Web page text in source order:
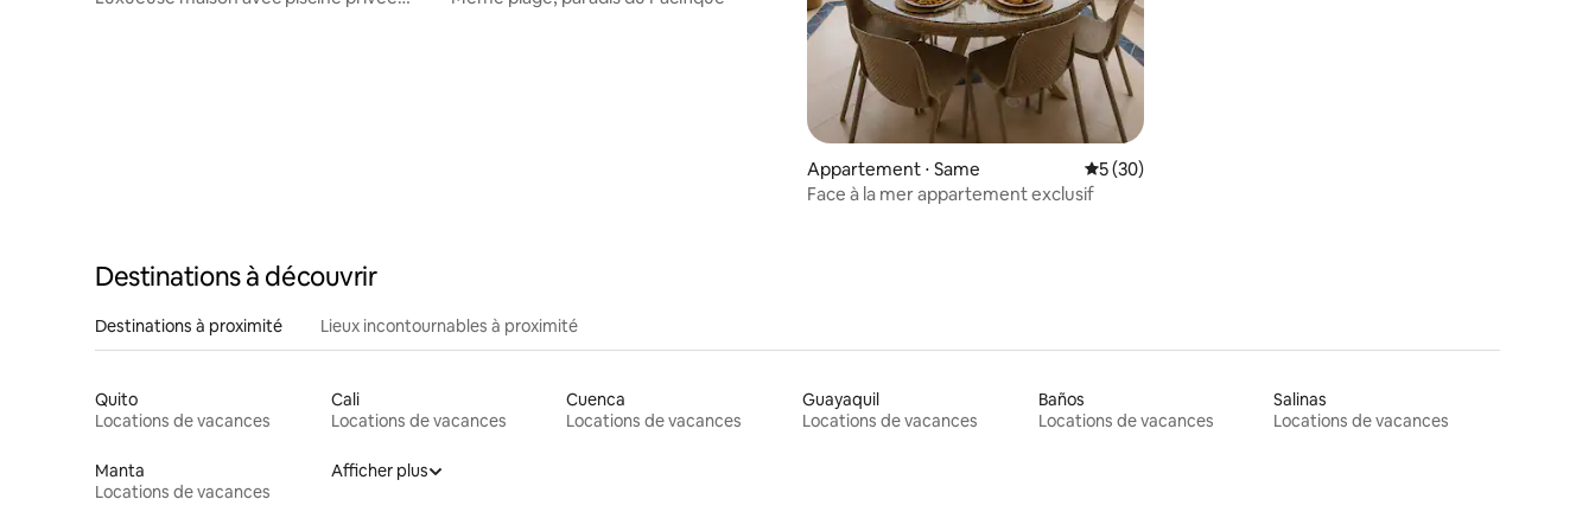
Appartement ⋅ Same Évaluation moyenne sur la base de 30 commentaires : 5 sur 5
5 (30)
Face à la mer appartement exclusif
Destinations à découvrir
Destinations à proximité Lieux incontournables à proximité
Quito
Locations de vacances
Cali
Locations de vacances
Cuenca
Locations de vacances
Guayaquil
Locations de vacances
Baños
Locations de vacances
Salinas
Locations de vacances
Manta
Locations de vacances
Afficher plus